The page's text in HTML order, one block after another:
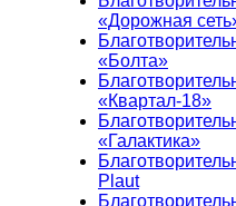
«Дорожная
«Болта»
«Квартал-18»
«Галактика»
Plaut